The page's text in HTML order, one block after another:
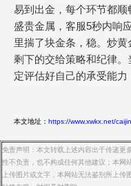
易到出金，每个环节都
盛贵金属，客服5秒内响
里揣了块金条，稳。炒黄
剩下的交给策略和纪律
定评估好自己的承受能力
本文地址： https://www.xwkx.net/
免责声明：本文转载上述内容出于传递更
性不负责，也不构成任何其他建议；本网
上传图片或文字，本网站无法鉴别所上